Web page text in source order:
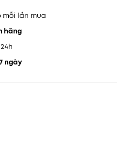
lần mua
hãng
ngày